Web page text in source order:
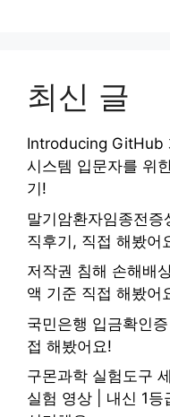
최신 글
Introducing GitHub
시스템 입문자를 위
기!
말기암환자임종전
직후기, 직접 해봤어
저작권 침해 손해배
액 기준 직접 해봤어
국민은행 입금확인
접 해봤어요!
구몬과학 실험도구
실험 영상 | 내신 1등